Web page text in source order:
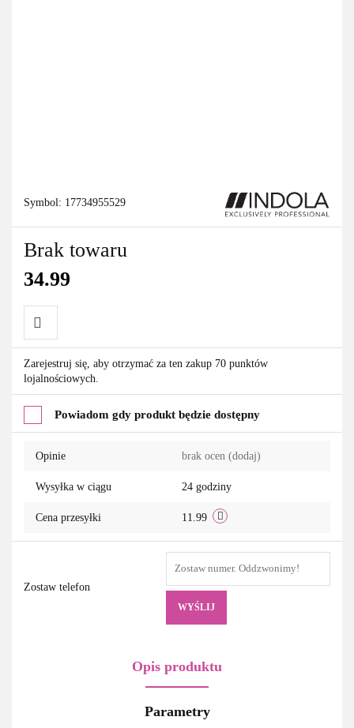
Symbol: 17734955529
Brak towaru
34.99
Do
Zarejestruj się, aby otrzymać za ten zakup 70 punktów
lojalnościowych.
Powiadom gdy produkt będzie dostępny
Opinie brak ocen (dodaj)
Wysyłka w ciągu 24 godziny
Cena przesyłki 11.99
Zostaw telefon
WYŚLIJ
Opis produktu
Parametry